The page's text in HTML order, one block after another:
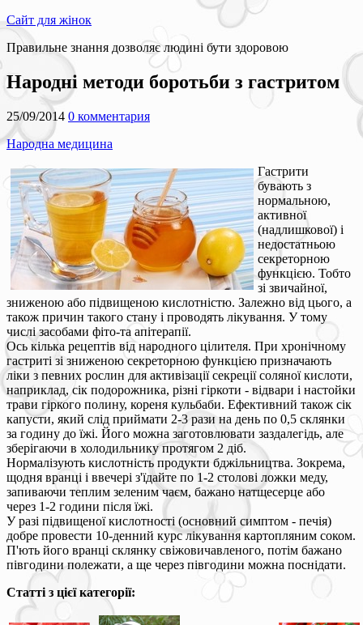
Сайт для жінок
Правильне знання дозволяє людині бути здоровою
Народні методи боротьби з гастритом
25/09/2014 0 комментария
Народна медицина
Гастрити
бувають з
нормальною,
активної
(надлишкової) і
недостатньою
секреторною
функцією. Тобто
зі звичайної,
зниженою або підвищеною кислотністю. Залежно від цього, а
також причин такого стану і проводять лікування. У тому
числі засобами фіто-та апітерапії.
Ось кілька рецептів від народного цілителя. При хронічному
гастриті зі зниженою секреторною функцією призначають
ліки з певних рослин для активізації секреції соляної кислоти,
наприклад, сік подорожника, різні гіркоти - відвари і настойки
трави гіркого полину, кореня кульбаби. Ефективний також сік
капусти, який слід приймати 2-3 рази на день по 0,5 склянки
за годину до їжі. Його можна заготовлювати заздалегідь, але
зберігаючи в холодильнику протягом 2 діб.
Нормалізують кислотність продукти бджільництва. Зокрема,
щодня вранці і ввечері з'їдайте по 1-2 столові ложки меду,
запиваючи теплим зеленим чаєм, бажано натщесерце або
через 1-2 години після їжі.
У разі підвищеної кислотності (основний симптом - печія)
добре провести 10-денний курс лікування картопляним соком.
П'ють його вранці склянку свіжовичавленого, потім бажано
півгодини полежати, а ще через півгодини можна поснідати.
Статті з цієї категорії: